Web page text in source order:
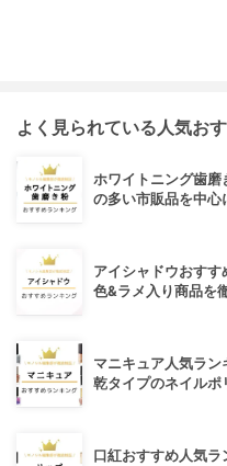
よく見られている人気お
ホワイトニング歯磨
の多い市販品を中心
アイシャドウおす
色&ラメ入り商品を
マニキュア人気ラ
乾タイプのネイルポ
口紅おすすめ人気